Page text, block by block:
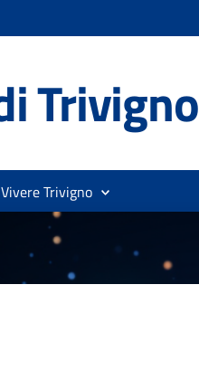
Trivigno
Vivere Trivigno